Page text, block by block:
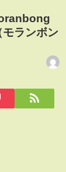
ランボン